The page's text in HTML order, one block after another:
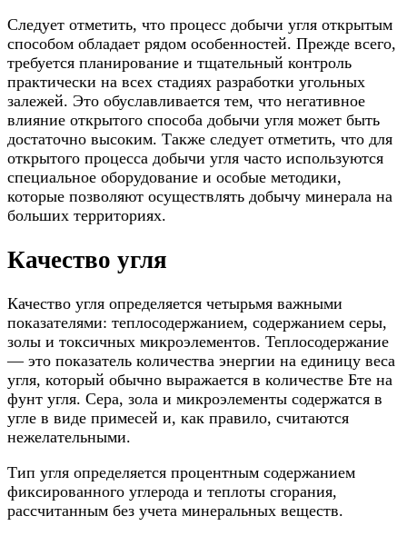
Следует отметить, что процесс добычи угля открытым
способом обладает рядом особенностей. Прежде всего,
требуется планирование и тщательный контроль
практически на всех стадиях разработки угольных
залежей. Это обуславливается тем, что негативное
влияние открытого способа добычи угля может быть
достаточно высоким. Также следует отметить, что для
открытого процесса добычи угля часто используются
специальное оборудование и особые методики,
которые позволяют осуществлять добычу минерала на
больших территориях.
Качество угля
Качество угля определяется четырьмя важными
показателями: теплосодержанием, содержанием серы,
золы и токсичных микроэлементов. Теплосодержание
— это показатель количества энергии на единицу веса
угля, который обычно выражается в количестве Бте на
фунт угля. Сера, зола и микроэлементы содержатся в
угле в виде примесей и, как правило, считаются
нежелательными.
Тип угля определяется процентным содержанием
фиксированного углерода и теплоты сгорания,
рассчитанным без учета минеральных веществ.